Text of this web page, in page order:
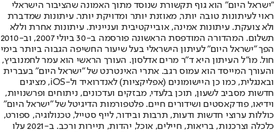
"ישראל היום" הוא גוף תקשורת שנוסד מתוך האמונה שהציבור הישראלי
ראוי לעיתונות טובה יותר, מאוזנת יותר ומדויקת יותר. עיתונות שמדברת
ולא צועקת. עיתונות אמינה, אובייקטיבית ועניינית. עיתונות אחרת וללא
תשלום. המהדורה המודפסת הראשונה פורסמה ב-30 ביולי 2007, וב-2010
הפך "ישראל היום" לעיתון הישראלי בעל שיעור החשיפה הגבוה ביותר בימי
חול. מו"ל העיתון היא ד"ר מרים אדלסון. העורך הראשי הוא עמר לחמנוביץ,
והעורך המייסד הוא עמוס רגב. אתרי האינטרנט של "ישראל היום" בעברית
ובאנגלית, כמו כן היישומונים (אפליקציות) לאנדרואיד ול-iOS, מציגים
חדשות מסביב לשעון, תוכן בלעדי, מבזקים ועדכונים, ניתוחים ופרשנויות,
וידיאו, פודקאסטים ושידורים חיים. פלטפורמות הדיגיטל של "ישראל היום"
כוללות ערוצי חדשות ודעות, תרבות ובידור, לייף סטייל, טכנולוגיה, ספורט,
כלכלה וצרכנות, בריאות, חיילים, אוכל, יהדות, תיירות ורכב. ב-2021 עלו